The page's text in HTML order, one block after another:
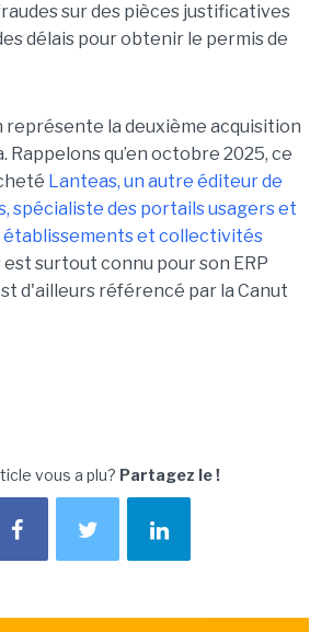
sur des pièces justificatives
délais pour obtenir le permis de
la deuxième acquisition
Rappelons qu’en octobre 2025, ce
Lanteas, un autre éditeur de
spécialiste des portails usagers et
établissements et collectivités
est surtout connu pour son ERP
d'ailleurs référencé par la Canut
vous a plu? Partagez le !